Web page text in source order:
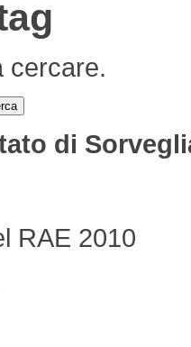
cercare.
di
RAE 2010